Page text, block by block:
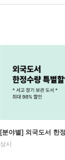
[분야별] 외국도서 한
상시